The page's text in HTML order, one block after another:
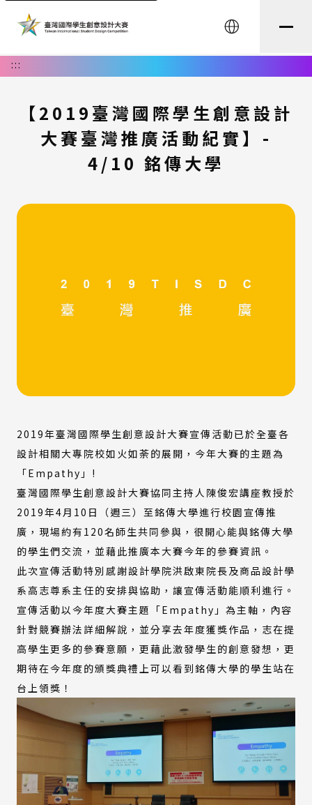
English
:::
【2019臺灣國際學生創意設計
大賽臺灣推廣活動紀實】-
4/10 銘傳大學
2019年臺灣國際學生創意設計大賽宣傳活動已於全臺各
設計相關大專院校如火如荼的展開，今年大賽的主題為
「Empathy」!
臺灣國際學生創意設計大賽協同主持人陳俊宏講座教授於
2019年4月10日（週三）至銘傳大學進行校園宣傳推
廣，現場約有120名師生共同參與，很開心能與銘傳大學
的學生們交流，並藉此推廣本大賽今年的參賽資訊。
此次宣傳活動特別感謝設計學院洪啟東院長及商品設計學
系高志尊系主任的安排與協助，讓宣傳活動能順利進行。
宣傳活動以今年度大賽主題「Empathy」為主軸，內容
針對競賽辦法詳細解說，並分享去年度獲獎作品，志在提
高學生更多的參賽意願，更藉此激發學生的創意發想，更
期待在今年度的頒獎典禮上可以看到銘傳大學的學生站在
台上領獎！